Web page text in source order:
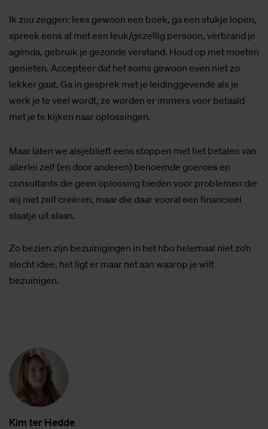
Ik zou zeggen: lees gewoon een boek, ga een stukje lopen,
spreek eens af met een leuk/gezellig persoon, verbrand je
agenda, gebruik je gezonde verstand. Houd op met moeten
genieten. Accepteer dat het soms gewoon even niet zo
lekker gaat. Ga in gesprek met je leidinggevende als je
werk je te veel wordt, ze worden er immers voor betaald
met je te kijken naar oplossingen.
Maar laten we alsjeblieft eens stoppen met het betalen van
allerlei zelf (en door anderen) benoemde goeroes en
consultants die geen oplossing bieden voor problemen die
wij niet zelf creëren, maar die daar vooral een financieel
slaatje uit slaan.
Zo bezien zijn bezuinigingen in het hbo helemaal niet zo’n
slecht idee, het ligt er maar net aan waarop je wilt
bezuinigen.
Kim ter Hed­de